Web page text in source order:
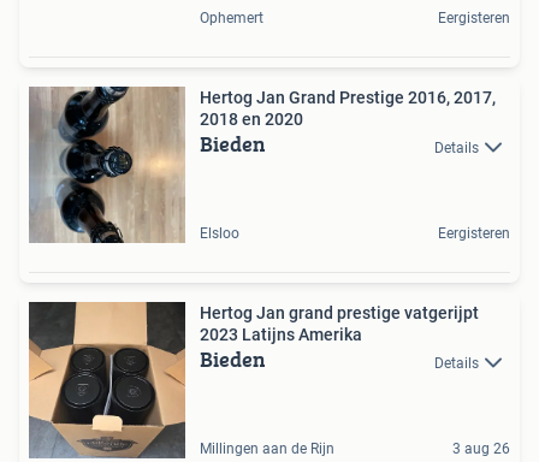
Ophemert Eergisteren
Hertog Jan Grand Prestige 2016, 2017,
2018 en 2020
Bieden Details
Elsloo Eergisteren
Hertog Jan grand prestige vatgerijpt
2023 Latijns Amerika
Bieden Details
Millingen aan de Rijn 3 aug 26